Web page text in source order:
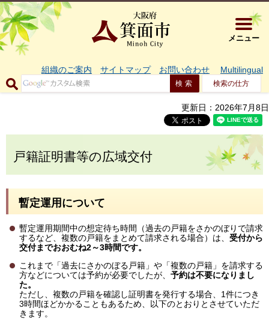
大阪府箕
メニュー
組織のご案内 サイトマップ お問い合わせ Multilingual
検索の仕方
更新日：2026年7月8日
戸籍証明書等の広域交付
暫定運用について
暫定運用期間中の想定待ち時間（過去の戸籍をさかのぼりで請求
するなど、複数の戸籍をまとめて請求される場合）は、 受付から
交付までおおむね2～3時間です。
これまで「過去にさかのぼる戸籍」や「複数の戸籍」を請求する
方などについては予約が必要でしたが、 予約は不要になりまし
た。
ただし、複数の戸籍を確認し証明書を発行する場合、1件につき
3時間ほどかかることもあるため、以下のとおりとさせていただ
きます。